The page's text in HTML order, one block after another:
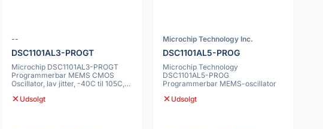
--
DSC1101AL3-PROGT
Microchip DSC1101AL3-PROGT
Programmerbar MEMS CMOS
Oscillator, lav jitter, -40C til 105C,
Udsolgt
Microchip Technology Inc.
DSC1101AL5-PROG
Microchip Technology
DSC1101AL5-PROG
Programmerbar MEMS-oscillator
Udsolgt